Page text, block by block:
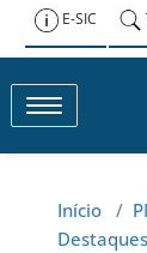
E-SIC
Toggle
Início /